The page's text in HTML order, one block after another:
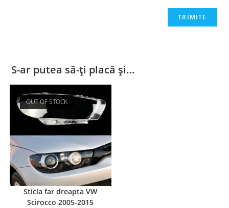
S-ar putea să-ți placă și…
OUT OF STOCK
Sticla far dreapta VW
Scirocco 2005-2015